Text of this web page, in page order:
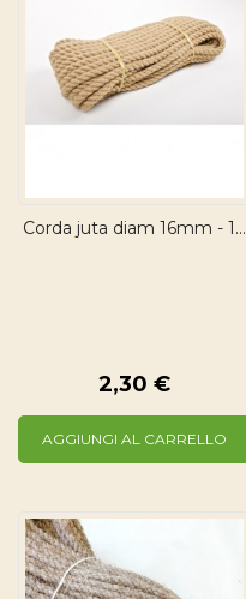
Corda juta diam 16mm - 1...
2,30 €
AGGIUNGI AL CARRELLO